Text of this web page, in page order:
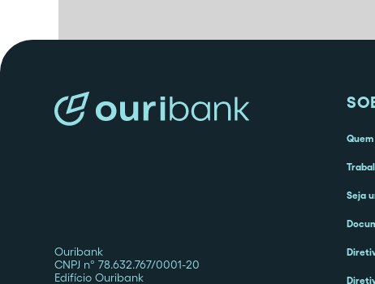
Ouribank
CNPJ nº 78.632.767/0001-20
Edifício Ouribank
Seja